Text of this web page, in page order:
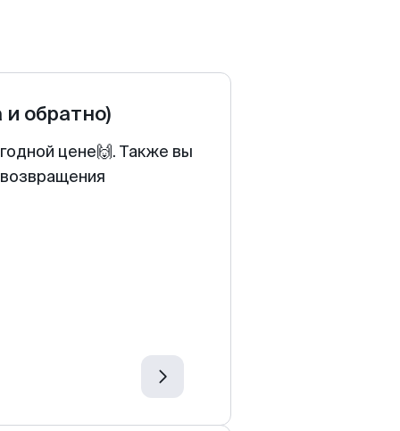
и обратно)
цене🙌. Также вы